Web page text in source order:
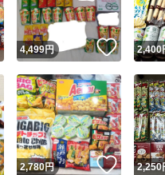
安心
取引実績
取引
他フ
いいね！
4,499円 いいね
2,400
いいね！
2,780円 いいね
2,250